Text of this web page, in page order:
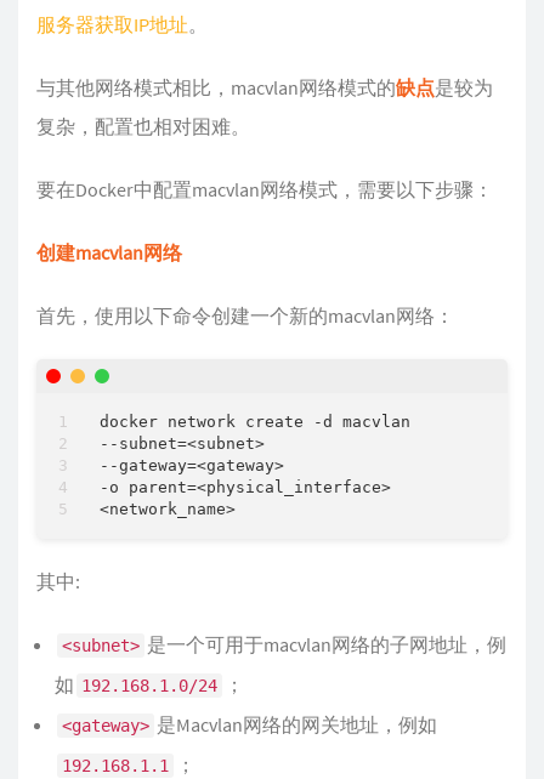
服务器获取IP地址。
与其他网络模式相比，macvlan网络模式的缺点是较为
复杂，配置也相对困难。
要在Docker中配置macvlan网络模式，需要以下步骤：
创建macvlan网络
首先，使用以下命令创建一个新的macvlan网络：
docker network create -d macvlan
--subnet=<subnet>
--gateway=<gateway>
-o parent=<physical_interface>
其中:
<subnet> 是一个可用于macvlan网络的子网地址，例
如 192.168.1.0/24 ；
<gateway> 是Macvlan网络的网关地址，例如
192.168.1.1 ；